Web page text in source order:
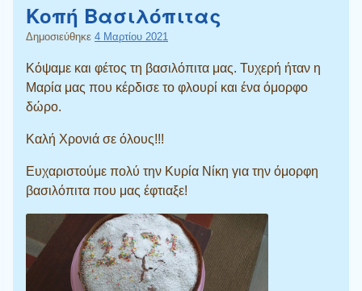
Κοπή Βασιλόπιτας
Δημοσιεύθηκε 4 Μαρτίου 2021
Κόψαμε και φέτος τη βασιλόπιτα μας. Τυχερή ήταν η
Μαρία μας που κέρδισε το φλουρί και ένα όμορφο
δώρο.
Καλή Χρονιά σε όλους!!!
Ευχαριστούμε πολύ την Κυρία Νίκη για την όμορφη
βασιλόπιτα που μας έφτιαξε!